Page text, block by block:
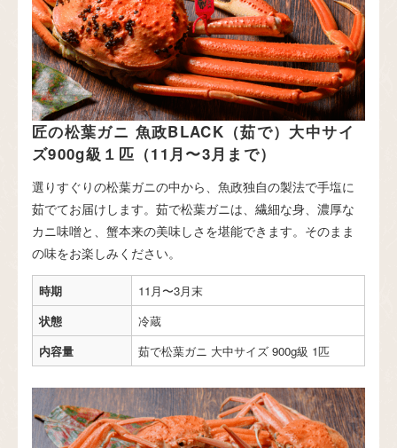
匠の松葉ガニ 魚政BLACK（茹で）大中サイ
ズ900g級１匹（11月〜3月まで）
選りすぐりの松葉ガニの中から、魚政独自の製法で手塩に
茹でてお届けします。茹で松葉ガニは、繊細な身、濃厚な
カニ味噌と、蟹本来の美味しさを堪能できます。そのまま
の味をお楽しみください。
時期
11月〜3月末
状態
冷蔵
内容量
茹で松葉ガニ 大中サイズ 900g級 1匹